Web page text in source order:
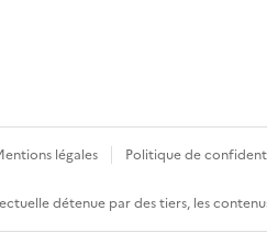
légales Politique de
détenue par des tiers, les